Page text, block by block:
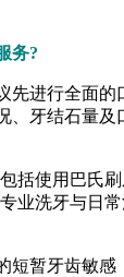
务?
进行全面的
、牙结石量及
使用巴氏刷
业洗牙与日常
暂牙齿敏感